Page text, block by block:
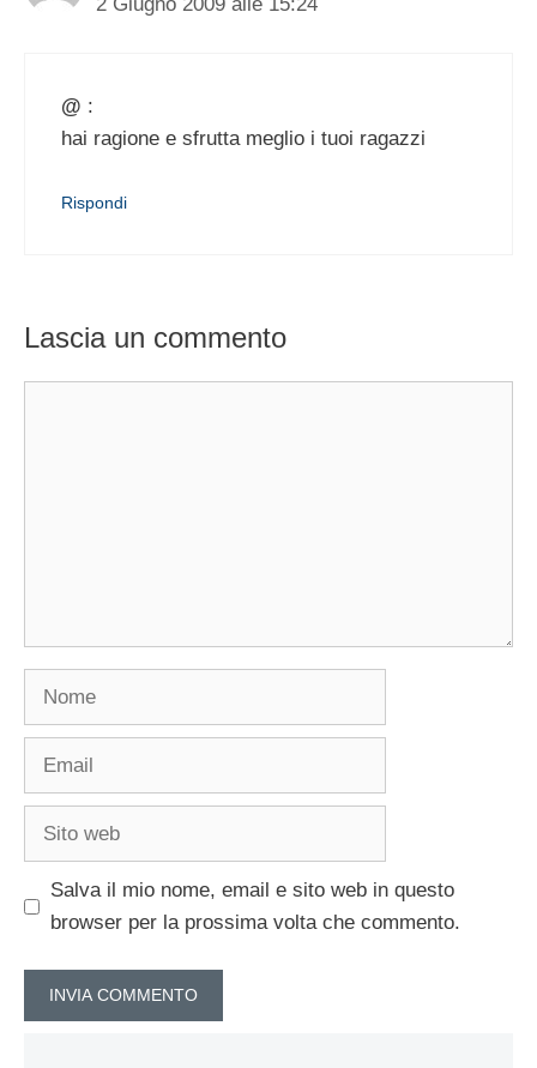
@ :
hai ragione e sfrutta meglio i tuoi ragazzi
Rispondi
Lascia un commento
Nome
Email
Sito
Salva il mio nome, email e sito web in questo
browser per la prossima volta che commento.